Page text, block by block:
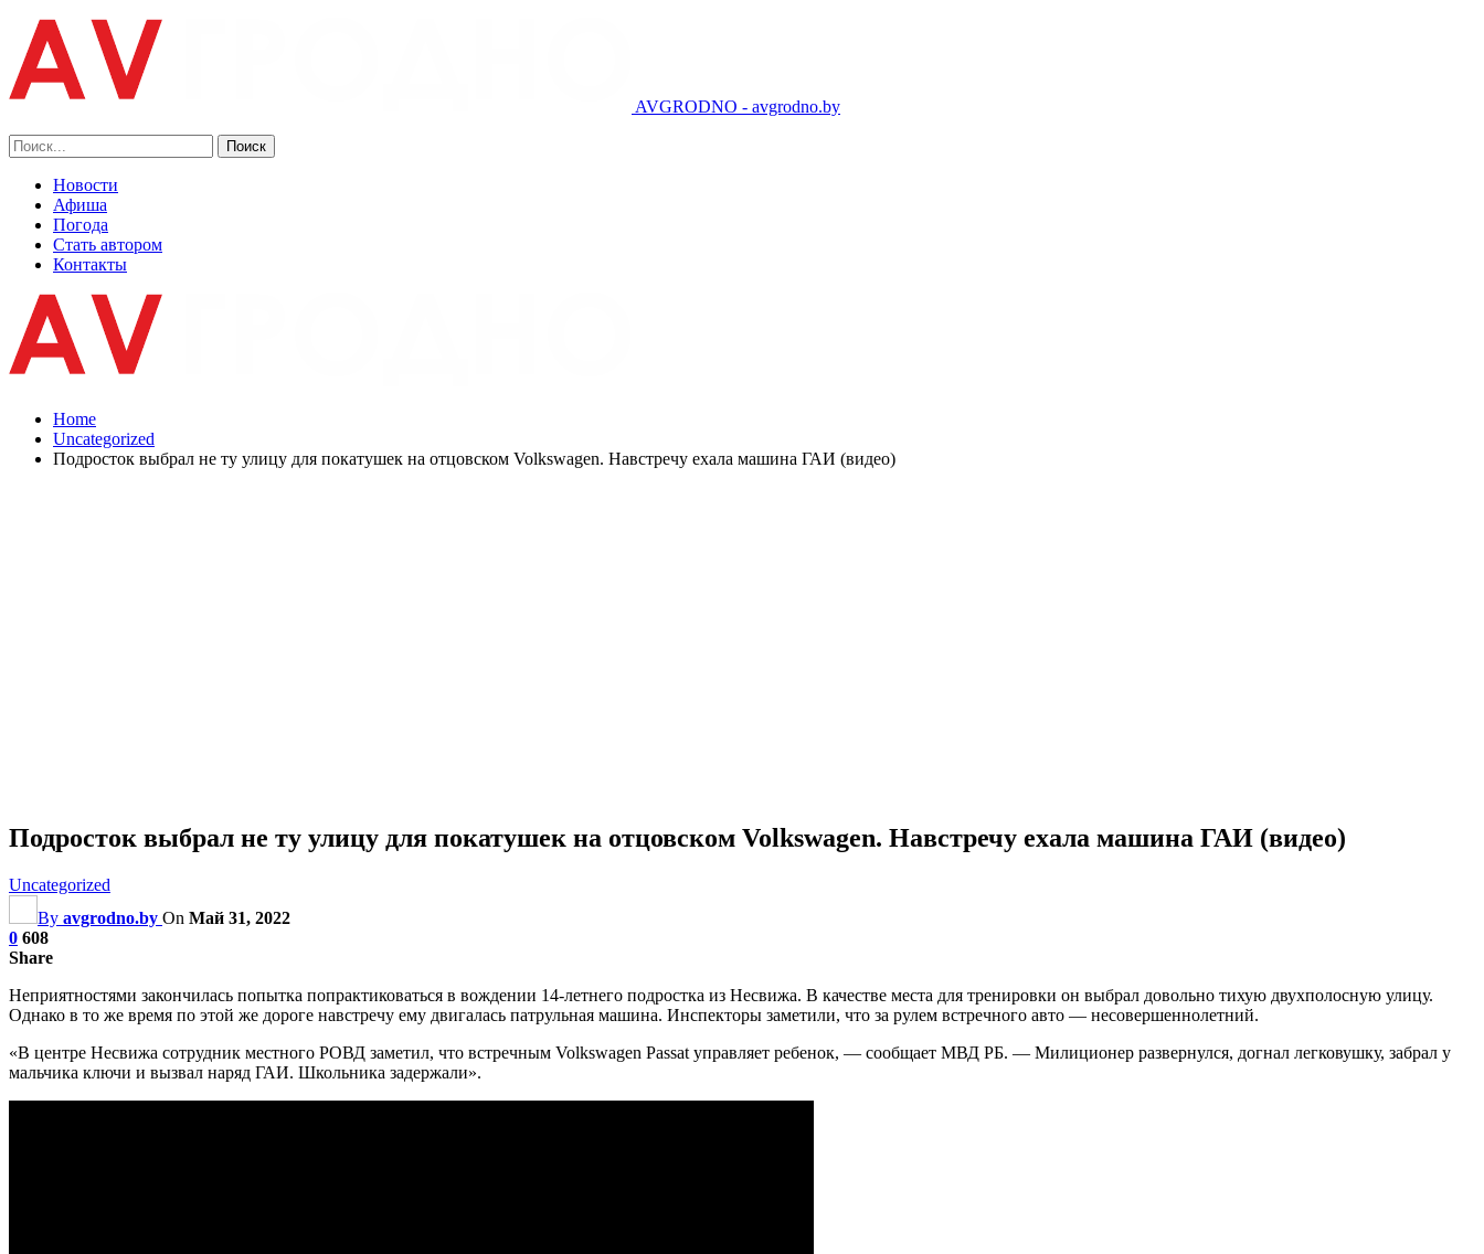
AVGRODNO - avgrodno.by
Новости
Афиша
Погода
Стать автором
Контакты
Home
Uncategorized
Подросток выбрал не ту улицу для покатушек на отцовском Volkswagen. Навстречу ехала машина ГАИ (видео)
Подросток выбрал не ту улицу для покатушек на отцовском Volkswagen. Навстречу ехала машина ГАИ (видео)
Uncategorized
By avgrodno.by On Май 31, 2022
0 608
Share
Неприятностями закончилась попытка попрактиковаться в вождении 14-летнего подростка из Несвижа. В качестве места для тренировки он выбрал довольно тихую двухполосную улицу.
Однако в то же время по этой же дороге навстречу ему двигалась патрульная машина. Инспекторы заметили, что за рулем встречного авто — несовершеннолетний.
«В центре Несвижа сотрудник местного РОВД заметил, что встречным Volkswagen Passat управляет ребенок, — сообщает МВД РБ. — Милиционер развернулся, догнал легковушку, забрал у
мальчика ключи и вызвал наряд ГАИ. Школьника задержали».